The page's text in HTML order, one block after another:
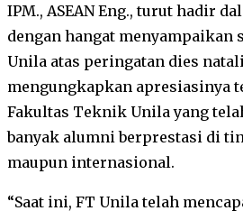
IPM., ASEAN Eng., turut hadir
dengan hangat menyampaikan
Unila atas peringatan dies
mengungkapkan apresiasinya
Fakultas Teknik Unila yang
banyak alumni berprestasi di
maupun internasional.
“Saat ini, FT Unila telah